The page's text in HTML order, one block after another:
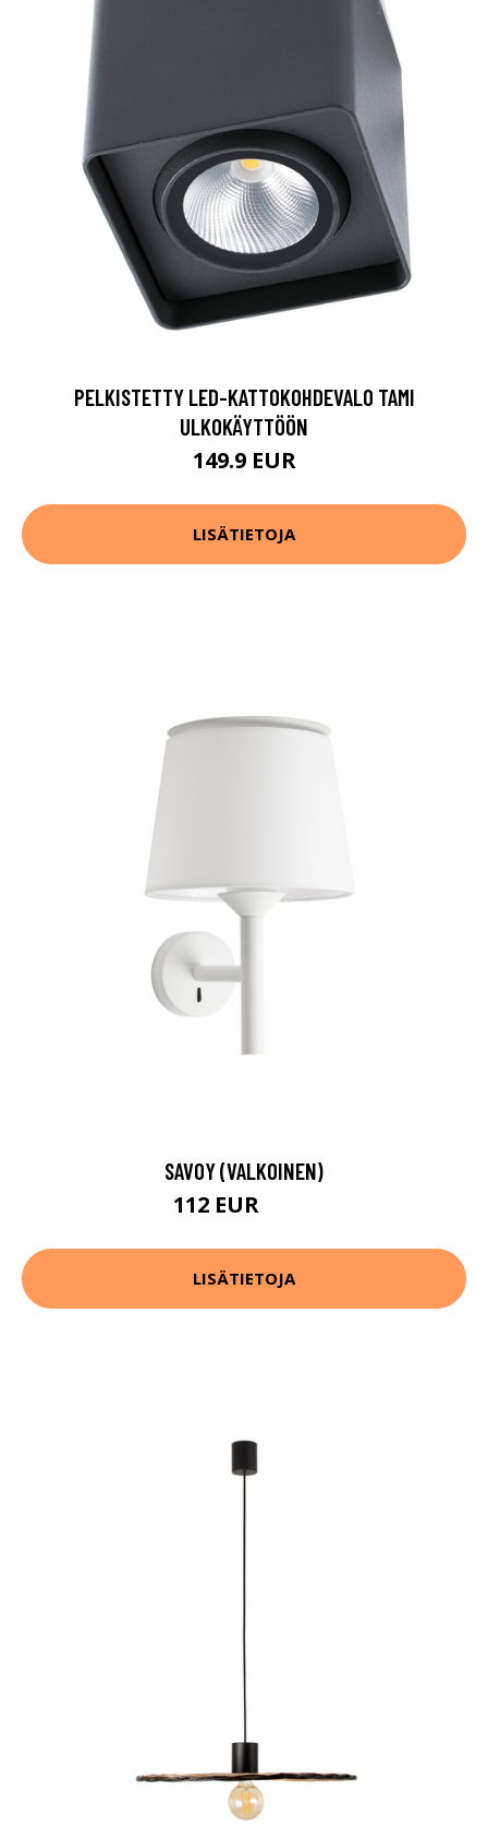
PELKISTETTY LED-KATTOKOHDEVALO TAMI
ULKOKÄYTTÖÖN
149.9 EUR
LISÄTIETOJA
SAVOY (VALKOINEN)
112 EUR
LISÄTIETOJA